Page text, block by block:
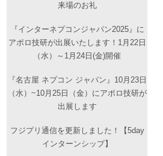
来場のお礼
『インターネプコンジャパン2025』に
アポロ技研が出展いたします！1月22日
（水）～1月24日(金)開催
『名古屋 ネプコン ジャパン』10月23日
（水）~10月25日（金）にアポロ技研が
出展します
フジプリ通信を更新しました！【5day
インターンシップ】